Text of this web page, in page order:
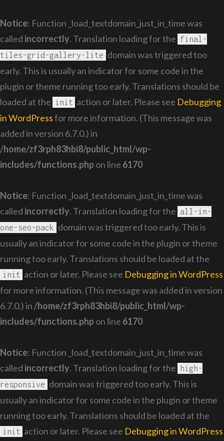
Notice: Function _load_textdomain_just_in_time was
called incorrectly. Translation loading for the final-
tiles-grid-gallery-lite domain was triggered too
early. This is usually an indicator for some code in the
plugin or theme running too early. Translations should be
loaded at the
init action or later. Please see Debugging
in WordPressfor more information. (This message was
added in version 6.7.0.) in
/home/zf3rph83hbi8/public_html/wp-
includes/functions.phpon line 6170
Notice: Function _load_textdomain_just_in_time was
called incorrectly. Translation loading for the all-in-
one-seo-pack domain was triggered too early. This is
usually an indicator for some code in the plugin or theme
running too early. Translations should be loaded at the
init action or later. Please see Debugging in WordPress
for more information. (This message was added in version
6.7.0.) in /home/zf3rph83hbi8/public_html/wp-
includes/functions.phpon line 6170
Notice: Function _load_textdomain_just_in_time was
called incorrectly. Translation loading for the
high-
responsive domain was triggered too early. This is
usually an indicator for some code in the plugin or theme
running too early. Translations should be loaded at the
init action or later. Please see Debugging in WordPress